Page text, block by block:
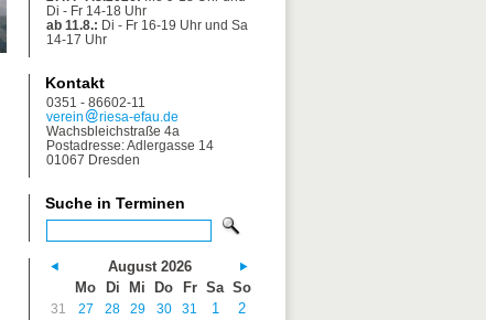
Di - Fr 14-18 Uhr
ab 11.8.: Di - Fr 16-19 Uhr und Sa
14-17 Uhr
Kontakt
0351 - 86602-11
verein
riesa-efau.de
Wachsbleichstraße 4a
Postadresse: Adlergasse 14
01067 Dresden
Suche in Terminen
August 2026
Mo
Di Mi Do Fr Sa So
31 27 28 29 30 31 1 2